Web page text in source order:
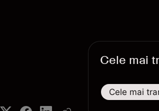
Cele mai
Cele mai